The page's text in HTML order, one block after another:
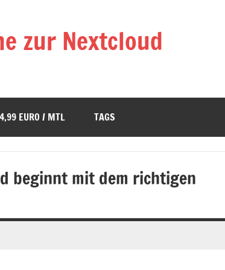
zur Nextcloud
EURO / MTL TAGS
beginnt mit dem richtigen